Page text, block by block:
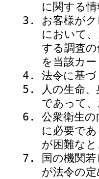
に関する
お客様が
において
する調査
を当該カ
法令に基
人の生命
であって
公衆衛生
に必要で
が困難な
国の機関
が法令の